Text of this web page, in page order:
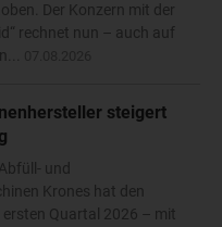
Der Konzern mit der
rechnet nun – auch auf
steigert
und
Krones hat den
Quartal 2026 – mit